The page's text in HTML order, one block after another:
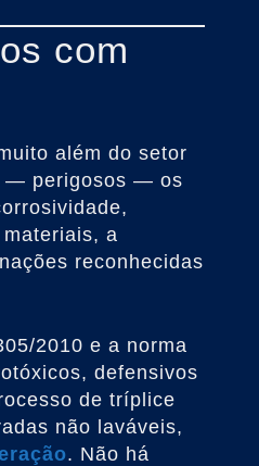
com
além do setor
— perigosos — os
a
reconhecidas
2010 e a norma
defensivos
de tríplice
não laváveis,
. Não há